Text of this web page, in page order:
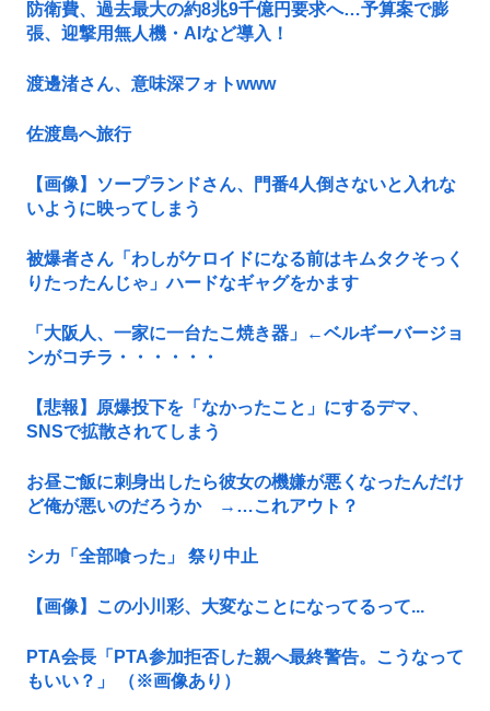
防衛費、過去最大の約8兆9千億円要求へ…予算案で膨
張、迎撃用無人機・AIなど導入！
渡邊渚さん、意味深フォトwww
佐渡島へ旅行
【画像】ソープランドさん、門番4人倒さないと入れな
いように映ってしまう
被爆者さん「わしがケロイドになる前はキムタクそっく
りたったんじゃ」ハードなギャグをかます
「大阪人、一家に一台たこ焼き器」←ベルギーバージョ
ンがコチラ・・・・・・
【悲報】原爆投下を「なかったこと」にするデマ、
SNSで拡散されてしまう
お昼ご飯に刺身出したら彼女の機嫌が悪くなったんだけ
ど俺が悪いのだろうか →…これアウト？
シカ「全部喰った」 祭り中止
【画像】この小川彩、大変なことになってるって...
PTA会長「PTA参加拒否した親へ最終警告。こうなって
もいい？」 （※画像あり）